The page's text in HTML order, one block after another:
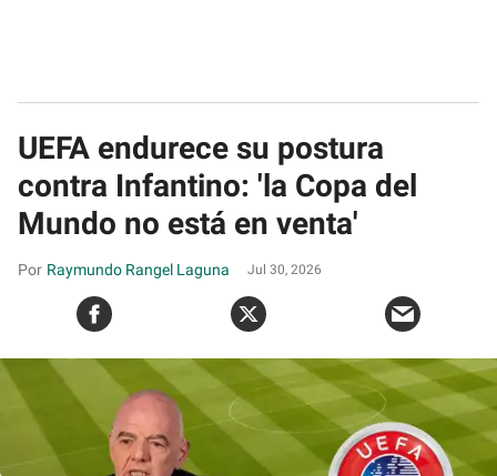
UEFA endurece su postura
contra Infantino: 'la Copa del
Mundo no está en venta'
Raymundo Rangel Laguna Jul 30, 2026